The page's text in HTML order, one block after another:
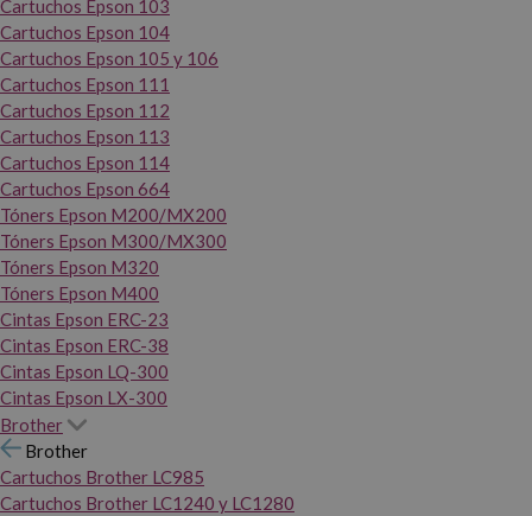
Cartuchos Epson 103
Cartuchos Epson 104
Cartuchos Epson 105 y 106
Cartuchos Epson 111
Cartuchos Epson 112
Cartuchos Epson 113
Cartuchos Epson 114
Cartuchos Epson 664
Tóners Epson M200/MX200
Tóners Epson M300/MX300
Tóners Epson M320
Tóners Epson M400
Cintas Epson ERC-23
Cintas Epson ERC-38
Cintas Epson LQ-300
Cintas Epson LX-300
Brother
Brother
Cartuchos Brother LC985
Cartuchos Brother LC1240 y LC1280